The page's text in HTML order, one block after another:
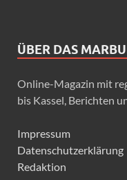
ÜBER DAS
Online-Magazin mit
bis Kassel, Berichten
Impressum
Datenschutzerklärung
Redaktion